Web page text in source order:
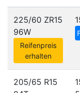
225/60 ZR15
96W
Reifenpreis
erhalten
205/65 R15